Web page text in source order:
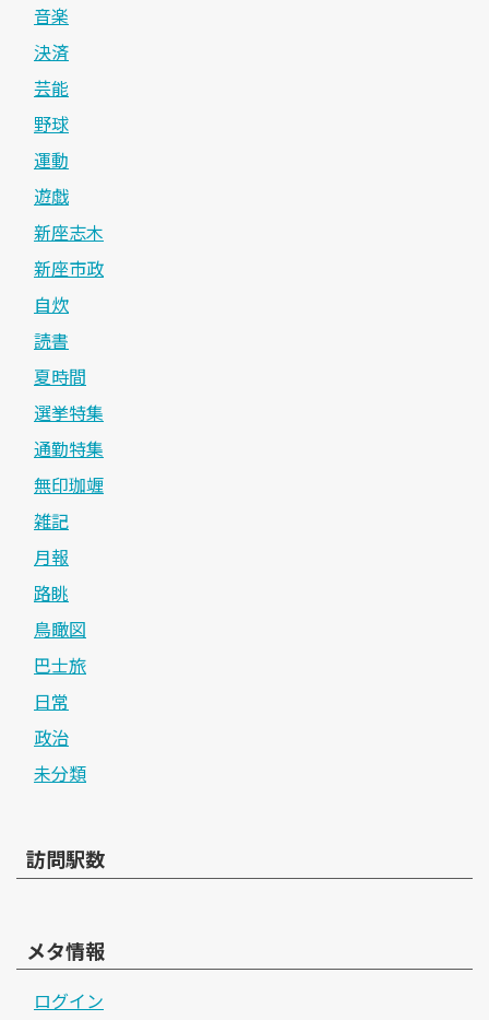
音楽
決済
芸能
野球
運動
遊戯
新座志木
新座市政
自炊
読書
夏時間
選挙特集
通勤特集
無印珈竰
雑記
月報
路眺
鳥瞰図
巴士旅
日常
政治
未分類
訪問駅数
メタ情報
ログイン